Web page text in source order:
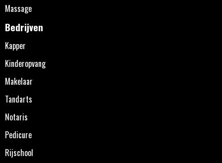
Massage
Bedrijven
Kapper
Kinderopvang
Makelaar
Tandarts
Notaris
Pedicure
Rijschool